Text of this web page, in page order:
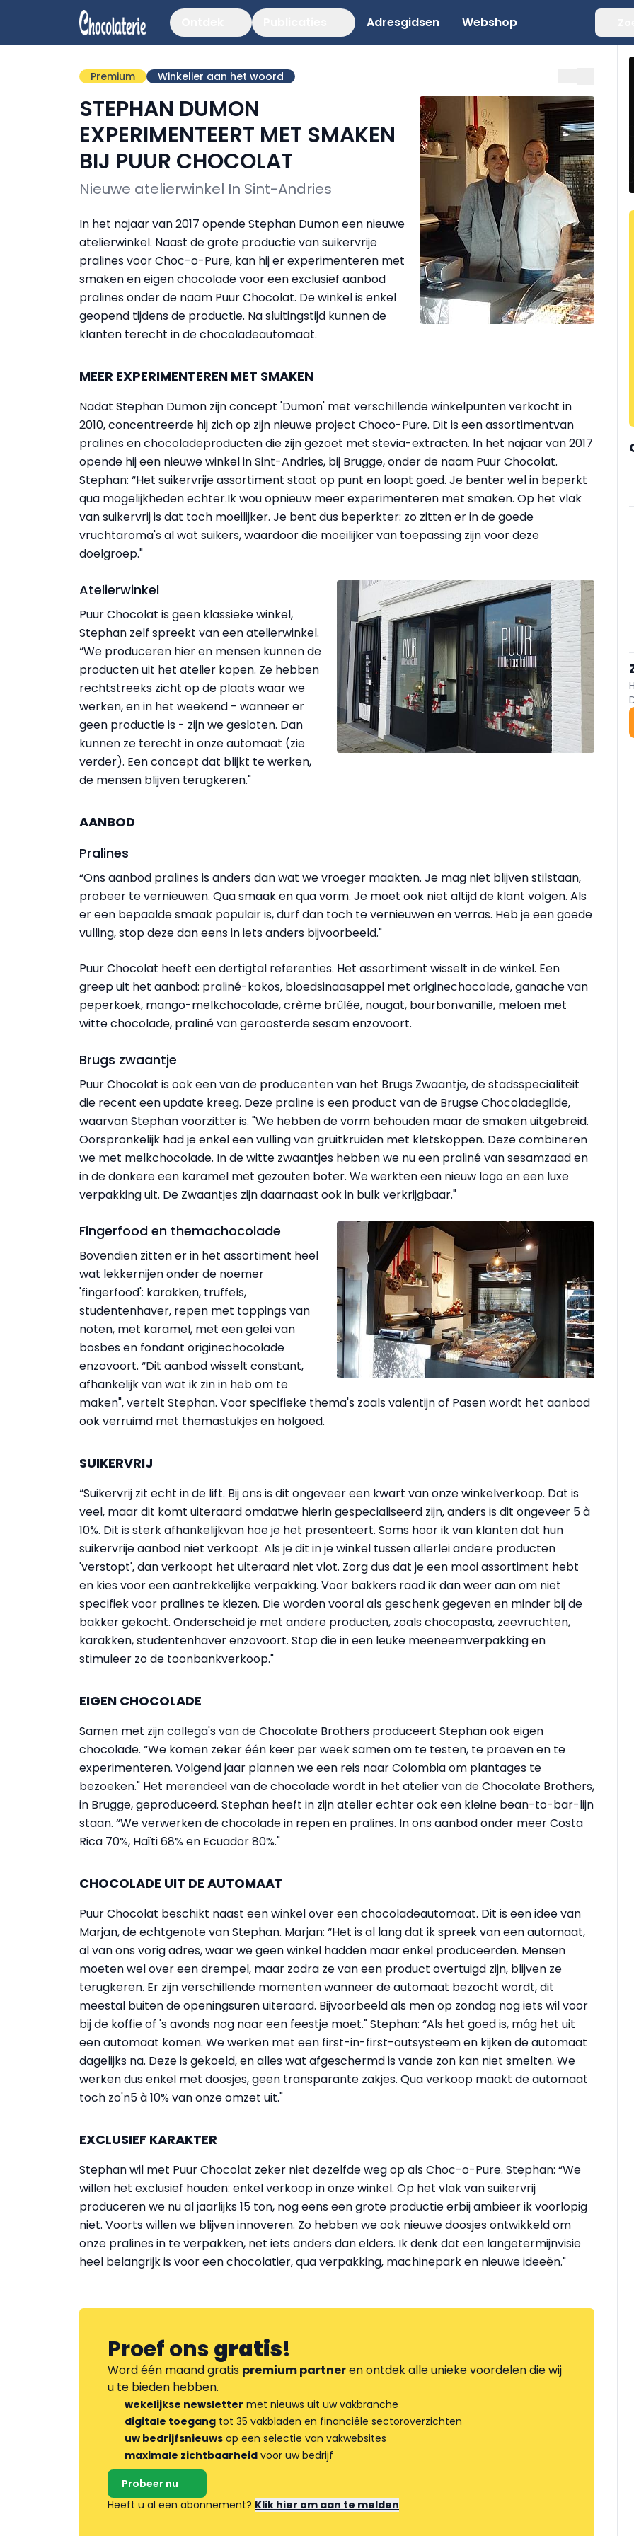
Adresgidsen Webshop
Premium Winkelier aan het woord
STEPHAN DUMON
EXPERIMENTEERT MET SMAKEN
BIJ PUUR CHOCOLAT
Nieuwe atelierwinkel In Sint-Andries
In het najaar van 2017 opende Stephan Dumon een nieuwe
atelierwinkel. Naast de grote productie van suikervrije
pralines voor Choc-o-Pure, kan hij er experimenteren met
smaken en eigen chocolade voor een exclusief aanbod
pralines onder de naam Puur Chocolat. De winkel is enkel
geopend tijdens de productie. Na sluitingstijd kunnen de
klanten terecht in de chocoladeautomaat.
MEER EXPERIMENTEREN MET SMAKEN
Nadat Stephan Dumon zijn concept 'Dumon' met verschillende winkelpunten verkocht in
2010, concentreerde hij zich op zijn nieuwe project Choco-Pure. Dit is een assortimentvan
pralines en chocoladeproducten die zijn gezoet met stevia-extracten. In het najaar van 2017
opende hij een nieuwe winkel in Sint-Andries, bij Brugge, onder de naam Puur Chocolat.
Stephan: “Het suikervrije assortiment staat op punt en loopt goed. Je benter wel in beperkt
qua mogelijkheden echter.Ik wou opnieuw meer experimenteren met smaken. Op het vlak
van suikervrij is dat toch moeilijker. Je bent dus beperkter: zo zitten er in de goede
vruchtaroma's al wat suikers, waardoor die moeilijker van toepassing zijn voor deze
doelgroep."
Atelierwinkel
Puur Chocolat is geen klassieke winkel,
Stephan zelf spreekt van een atelierwinkel.
“We produceren hier en mensen kunnen de
producten uit het atelier kopen. Ze hebben
rechtstreeks zicht op de plaats waar we
werken, en in het weekend - wanneer er
geen productie is - zijn we gesloten. Dan
kunnen ze terecht in onze automaat (zie
verder). Een concept dat blijkt te werken,
de mensen blijven terugkeren."
AANBOD
Pralines
“Ons aanbod pralines is anders dan wat we vroeger maakten. Je mag niet blijven stilstaan,
probeer te vernieuwen. Qua smaak en qua vorm. Je moet ook niet altijd de klant volgen. Als
er een bepaalde smaak populair is, durf dan toch te vernieuwen en verras. Heb je een goede
vulling, stop deze dan eens in iets anders bijvoorbeeld."
Puur Chocolat heeft een dertigtal referenties. Het assortiment wisselt in de winkel. Een
greep uit het aanbod: praliné-kokos, bloedsinaasappel met originechocolade, ganache van
peperkoek, mango-melkchocolade, crème brûlée, nougat, bourbonvanille, meloen met
witte chocolade, praliné van geroosterde sesam enzovoort.
Brugs zwaantje
Puur Chocolat is ook een van de producenten van het Brugs Zwaantje, de stadsspecialiteit
die recent een update kreeg. Deze praline is een product van de Brugse Chocoladegilde,
waarvan Stephan voorzitter is. "We hebben de vorm behouden maar de smaken uitgebreid.
Oorspronkelijk had je enkel een vulling van gruitkruiden met kletskoppen. Deze combineren
we met melkchocolade. In de witte zwaantjes hebben we nu een praliné van sesamzaad en
in de donkere een karamel met gezouten boter. We werkten een nieuw logo en een luxe
verpakking uit. De Zwaantjes zijn daarnaast ook in bulk verkrijgbaar."
Fingerfood en themachocolade
Bovendien zitten er in het assortiment heel
wat lekkernijen onder de noemer
'fingerfood': karakken, truffels,
studentenhaver, repen met toppings van
noten, met karamel, met een gelei van
bosbes en fondant originechocolade
enzovoort. “Dit aanbod wisselt constant,
afhankelijk van wat ik zin in heb om te
maken", vertelt Stephan. Voor specifieke thema's zoals valentijn of Pasen wordt het aanbod
ook verruimd met themastukjes en holgoed.
SUIKERVRIJ
“Suikervrij zit echt in de lift. Bij ons is dit ongeveer een kwart van onze winkelverkoop. Dat is
veel, maar dit komt uiteraard omdatwe hierin gespecialiseerd zijn, anders is dit ongeveer 5 à
10%. Dit is sterk afhankelijkvan hoe je het presenteert. Soms hoor ik van klanten dat hun
suikervrije aanbod niet verkoopt. Als je dit in je winkel tussen allerlei andere producten
'verstopt', dan verkoopt het uiteraard niet vlot. Zorg dus dat je een mooi assortiment hebt
en kies voor een aantrekkelijke verpakking. Voor bakkers raad ik dan weer aan om niet
specifiek voor pralines te kiezen. Die worden vooral als geschenk gegeven en minder bij de
bakker gekocht. Onderscheid je met andere producten, zoals chocopasta, zeevruchten,
karakken, studentenhaver enzovoort. Stop die in een leuke meeneemverpakking en
stimuleer zo de toonbankverkoop."
EIGEN CHOCOLADE
Samen met zijn collega's van de Chocolate Brothers produceert Stephan ook eigen
chocolade. “We komen zeker één keer per week samen om te testen, te proeven en te
experimenteren. Volgend jaar plannen we een reis naar Colombia om plantages te
bezoeken." Het merendeel van de chocolade wordt in het atelier van de Chocolate Brothers,
in Brugge, geproduceerd. Stephan heeft in zijn atelier echter ook een kleine bean-to-bar-lijn
staan. “We verwerken de chocolade in repen en pralines. In ons aanbod onder meer Costa
Rica 70%, Haïti 68% en Ecuador 80%."
CHOCOLADE UIT DE AUTOMAAT
Puur Chocolat beschikt naast een winkel over een chocoladeautomaat. Dit is een idee van
Marjan, de echtgenote van Stephan. Marjan: “Het is al lang dat ik spreek van een automaat,
al van ons vorig adres, waar we geen winkel hadden maar enkel produceerden. Mensen
moeten wel over een drempel, maar zodra ze van een product overtuigd zijn, blijven ze
terugkeren. Er zijn verschillende momenten wanneer de automaat bezocht wordt, dit
meestal buiten de openingsuren uiteraard. Bijvoorbeeld als men op zondag nog iets wil voor
bij de koffie of 's avonds nog naar een feestje moet." Stephan: “Als het goed is, mág het uit
een automaat komen. We werken met een first-in-first-outsysteem en kijken de automaat
dagelijks na. Deze is gekoeld, en alles wat afgeschermd is vande zon kan niet smelten. We
werken dus enkel met doosjes, geen transparante zakjes. Qua verkoop maakt de automaat
toch zo'n5 à 10% van onze omzet uit."
EXCLUSIEF KARAKTER
Stephan wil met Puur Chocolat zeker niet dezelfde weg op als Choc-o-Pure. Stephan: “We
willen het exclusief houden: enkel verkoop in onze winkel. Op het vlak van suikervrij
produceren we nu al jaarlijks 15 ton, nog eens een grote productie erbij ambieer ik voorlopig
niet. Voorts willen we blijven innoveren. Zo hebben we ook nieuwe doosjes ontwikkeld om
onze pralines in te verpakken, net iets anders dan elders. Ik denk dat een langetermijnvisie
heel belangrijk is voor een chocolatier, qua verpakking, machinepark en nieuwe ideeën."
Proef onsgratis!
Word één maand gratis premium partneren ontdek alle unieke voordelen die wij
u te bieden hebben.
wekelijkse newsletter met nieuws uit uw vakbranche
digitale toegang tot 35 vakbladen en financiële sectoroverzichten
uw bedrijfsnieuws op een selectie van vakwebsites
maximale zichtbaarheid voor uw bedrijf
Probeer nu
Heeft u al een abonnement? Klik hier om aan te melden